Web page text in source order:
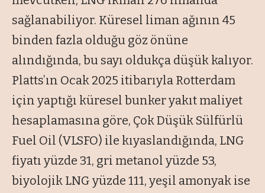
sağlanabiliyor. Küresel liman ağının 45
binden fazla olduğu göz önüne
alındığında, bu sayı oldukça düşük kalıyor.
Platts’ın Ocak 2025 itibarıyla Rotterdam
için yaptığı küresel bunker yakıt maliyet
hesaplamasına göre, Çok Düşük Sülfürlü
Fuel Oil (VLSFO) ile kıyaslandığında, LNG
fiyatı yüzde 31, gri metanol yüzde 53,
biyolojik LNG yüzde 111, yeşil amonyak ise